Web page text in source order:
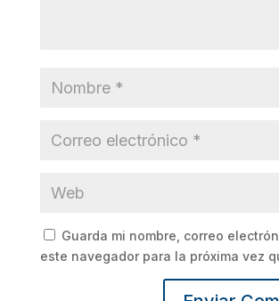
Guarda mi nombre, correo
este navegador para la próxima vez